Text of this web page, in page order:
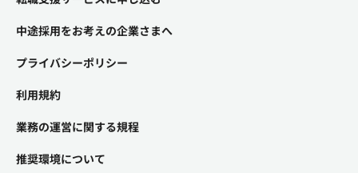
中途採用をお考えの企業さまへ
プライバシーポリシー
利用規約
業務の運営に関する規程
推奨環境について